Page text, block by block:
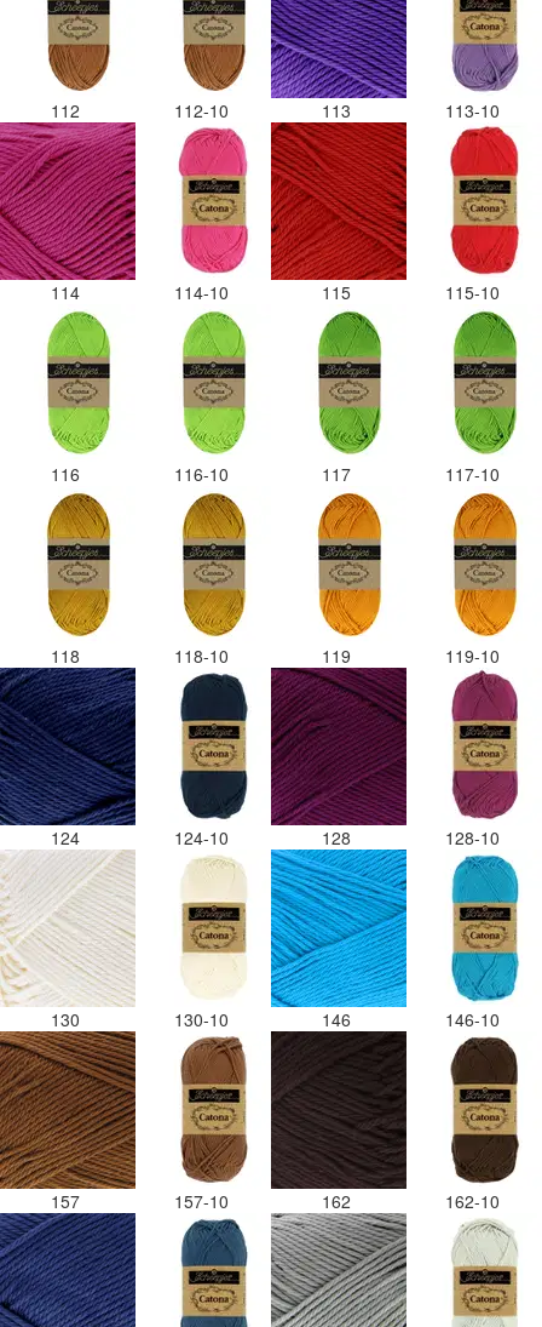
112 112-10 113 113-10
114 114-10 115 115-10
116 116-10 117 117-10
118 118-10 119 119-10
124 124-10 128 128-10
130 130-10 146 146-10
157 157-10 162 162-10